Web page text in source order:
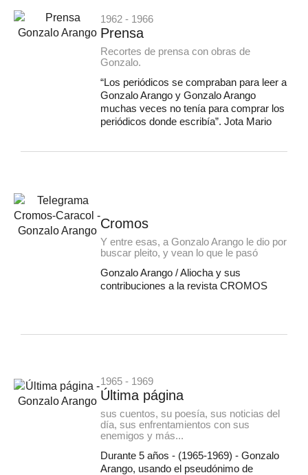
1962 - 1966
Prensa
Recortes de prensa con obras de
Gonzalo.
“Los periódicos se compraban para leer a
Gonzalo Arango y Gonzalo Arango
muchas veces no tenía para comprar los
periódicos donde escribía”. Jota Mario
Cromos
Y entre esas, a Gonzalo Arango le dio por
buscar pleito, y vean lo que le pasó
Gonzalo Arango / Aliocha y sus
contribuciones a la revista CROMOS
1965 - 1969
Última página
sus cuentos, su poesía, sus noticias del
día, sus enfrentamientos con sus
enemigos y más...
Durante 5 años - (1965-1969) - Gonzalo
Arango, usando el pseudónimo de